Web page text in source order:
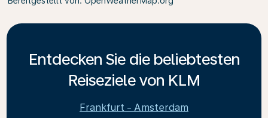
Entdecken Sie die beliebtesten
Reiseziele von KLM
Frankfurt - Amsterdam